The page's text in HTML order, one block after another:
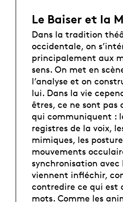
Le Baiser et la
Dans la tradition
occidentale, on
principalement aux
sens. On met en
l’analyse et on
lui. Dans la vie
êtres, ce ne sont pas
qui communiquent :
registres de la voix,
mimiques, les
mouvements
synchronisation
viennent infléchir,
contredire ce qui est
mots. Comme les